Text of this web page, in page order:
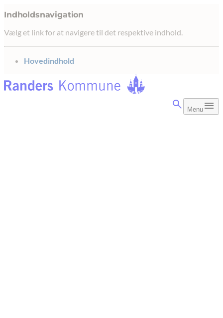
Indholdsnavigation
Vælg et link for at navigere til det respektive indhold.
gå til
Hovedindhold
Menu